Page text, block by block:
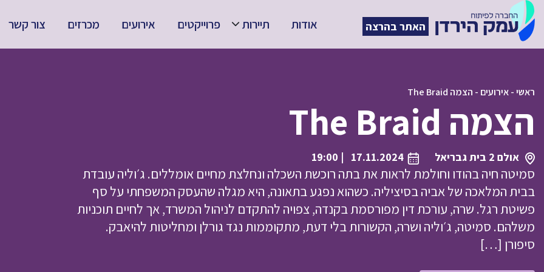
האתר בהרצה אודות תיירות פרוייקטים אירועים מכרזים צור קשר
ראשי-אירועים - הצמה The Braid
הצמה The Braid
אולם 2 בית גבריאל 17.11.2024
| 19:00
סמיטה חיה בהודו וחולמת לראות את בתה רוכשת השכלה ונחלצת מחיים אומללים. ג׳וליה עובדת
בבית המלאכה של אביה בסיציליה. כשהוא נפגע בתאונה, היא מגלה שהעסק המשפחתי על סף
פשיטת רגל. שרה, עורכת דין מפורסמת בקנדה, צפויה להתקדם לניהול המשרד, אך לחיים תוכניות
משלהם. סמיטה, ג׳וליה ושרה, הקשורות בלי דעת, מתקוממות נגד גורלן ומחליטות להיאבק.
סיפורן […]